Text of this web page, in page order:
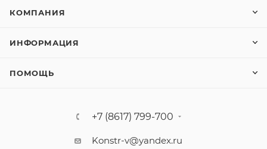
КОМПАНИЯ
ИНФОРМАЦИЯ
ПОМОЩЬ
+7 (8617) 799-700
Konstr-v@yandex.ru